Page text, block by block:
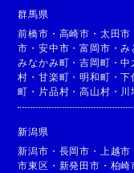
群馬県
前橋市 ・ 高崎市 ・ 太田市
市 ・安中市 ・富岡市 ・み
みなかみ町 ・吉岡町 ・中
村 ・甘楽町 ・明和町 ・下
町 ・ 片品村 ・高山村 ・ 川
新潟県
新潟市 ・ 長岡市 ・ 上越市
市東区 ・ 新発田市 ・ 柏崎